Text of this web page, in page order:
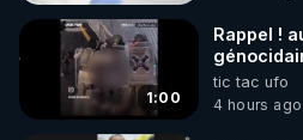
1:00
Rappel !
trump et
tic tac ufo
4 hours ago